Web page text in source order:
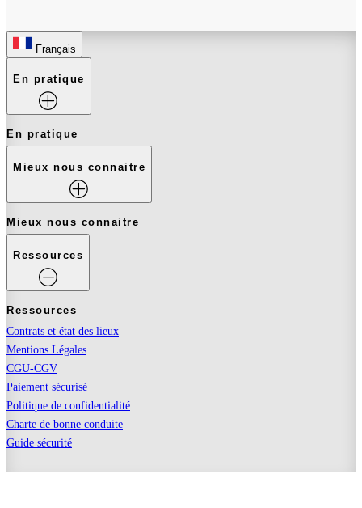
Français
En pratique
En pratique
Mieux nous connaitre
Mieux nous connaitre
Ressources
Ressources
Contrats et état des lieux
Mentions Légales
CGU-CGV
Paiement sécurisé
Politique de confidentialité
Charte de bonne conduite
Guide sécurité